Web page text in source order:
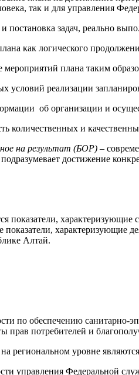
так и для управления
постановка задач, реально
как логического
плана таким
условий реализации
об организации и
количественных и
на результат (БОР) –
достижение
показатели, характеризующие
показатели, характеризующие
Алтай.
по обеспечению санитарно-
прав потребителей и
региональном уровне
управления Федеральной